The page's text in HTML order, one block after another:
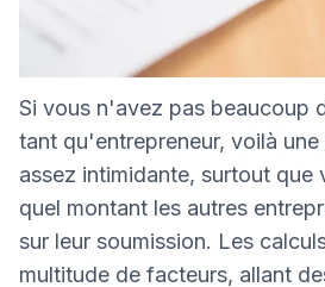
Si vous n'avez pas beaucoup
tant qu'entrepreneur, voilà
assez intimidante, surtout que
quel montant les autres
sur leur soumission. Les
multitude de facteurs, allant